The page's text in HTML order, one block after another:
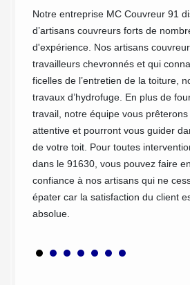
Notre entreprise MC Couvreur 91
d’artisans couvreurs forts de
d'expérience. Nos artisans
travailleurs chevronnés et qui
ficelles de l’entretien de la toiture,
travaux d’hydrofuge. En plus de
travail, notre équipe vous
attentive et pourront vous guider
de votre toit. Pour toutes
dans le 91630, vous pouvez faire
confiance à nos artisans qui ne
épater car la satisfaction du client
absolue.